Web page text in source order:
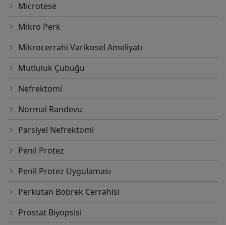
Microtese
Mikro Perk
Mikrocerrahi Varikosel Ameliyatı
Mutluluk Çubuğu
Nefrektomi
Normal Randevu
Parsiyel Nefrektomi
Penil Protez
Penil Protez Uygulaması
Perkütan Böbrek Cerrahisi
Prostat Biyopsisi